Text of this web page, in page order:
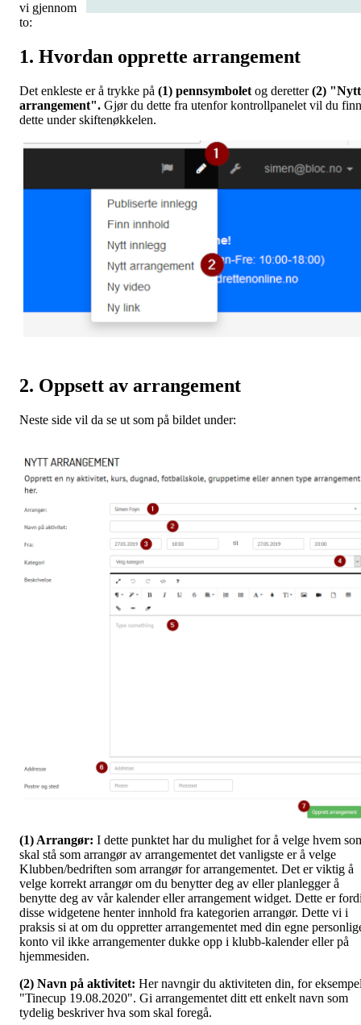
vi gjennom
to:
1. Hvordan opprette arrangement
Det enkleste er å trykke på (1) pennsymbolet og deretter(2) "Nytt
arrangement". Gjør du dette fra utenfor kontrollpanelet vil du
dette under skiftenøkkelen.
2. Oppsett av arrangement
Neste side vil da se ut som på bildet under:
(1) Arrangør: I dette punktet har du mulighet for å velge hvem
skal stå som arrangør av arrangementet det vanligste er å velge
Klubben/bedriften som arrangør for arrangementet. Det er viktig å
velge korrekt arrangør om du benytter deg av eller planlegger å
benytte deg av vår kalender eller arrangement widget. Dette er
disse widgetene henter innhold fra kategorien arrangør. Dette vi i
praksis si at om du oppretter arrangementet med din egne
konto vil ikke arrangementer dukke opp i klubb-kalender eller på
hjemmesiden.
(2) Navn på aktivitet: Her navngir du aktiviteten din, for
"Tinecup 19.08.2020". Gi arrangementet ditt ett enkelt navn som
tydelig beskriver hva som skal foregå.